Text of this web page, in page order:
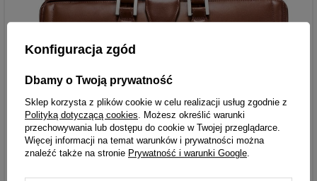
Konfiguracja zgód
Dbamy o Twoją prywatność
Sklep korzysta z plików cookie w celu realizacji usług zgodnie z
Polityką dotyczącą cookies. Możesz określić warunki
przechowywania lub dostępu do cookie w Twojej przeglądarce.
Więcej informacji na temat warunków i prywatności można
znaleźć także na stronie Prywatność i warunki Google.